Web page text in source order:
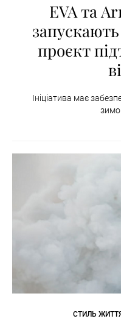
EVA та
проєкт
Ініціатива має
СТИЛЬ